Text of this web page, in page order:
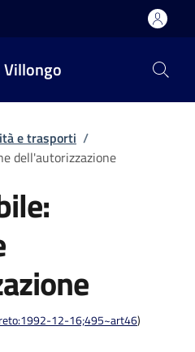
Villongo
e trasporti /
dell'autorizzazione
12-16;495~art46)